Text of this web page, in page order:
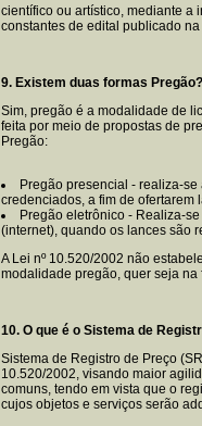
científico ou artístico, mediante a
constantes de edital publicado
9. Existem duas formas Pregão?
Sim, pregão é a modalidade de
feita por meio de propostas de
Pregão:
Pregão presencial - realiza-
credenciados, a fim de
Pregão eletrônico - Realiza-
(internet), quando os lances são
A Lei nº 10.520/2002 não
modalidade pregão, quer seja
10. O que é o Sistema de
Sistema de Registro de Preço
10.520/2002, visando maior
comuns, tendo em vista que o
cujos objetos e serviços serão